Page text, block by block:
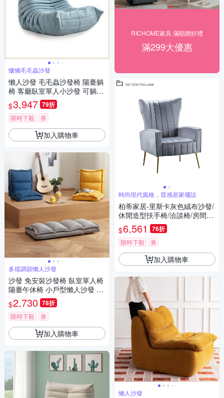
慵懶毛毛蟲沙發
懶人沙發 毛毛蟲沙發椅 陽臺躺
椅 客廳臥室單人小沙發 可躺可
睡榻榻米 柔軟休閒小沙發 軟包
躺椅
$3,947 79折
限時下殺 券
加入購物車
多擋調節懶人沙發
沙發 免安裝沙發椅 臥室單人椅
陽臺午休椅 小戶型懶人沙發 休
閒椅 單人靠背椅 可調節榻榻米
$2,730 78折
限時下殺 券
加入購物車
RICHOME家具 滿額贈好禮
滿299大優惠
時尚現代風格，質感居家擺設
柏蒂家居-里斯卡灰色絨布沙發/
休閒造型扶手椅/洽談椅/房間椅/
單人沙發/一人座沙發/主人椅
$6,561 76折
限時下殺 券
加入購物車
懶人沙發